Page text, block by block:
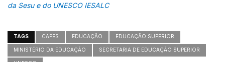
da Sesu e do UNESCO IESALC
TAGS CAPES EDUCAÇÃO EDUCAÇÃO SUPERIOR
MINISTÉRIO DA EDUCAÇÃO SECRETARIA DE EDUCAÇÃO SUPERIOR